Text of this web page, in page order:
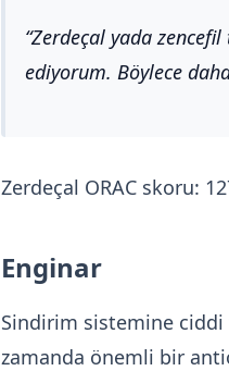
Zerdeçal yada zencefil
ediyorum. Böylece
Zerdeçal ORAC skoru:
Enginar
Sindirim sistemine ciddi
zamanda önemli bir